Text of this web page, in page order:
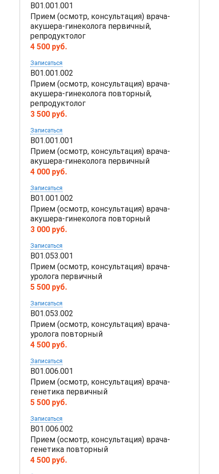
B01.001.001
Прием (осмотр, консультация) врача-
акушера-гинеколога первичный,
репродуктолог
4 500 руб.
Записаться
B01.001.002
Прием (осмотр, консультация) врача-
акушера-гинеколога повторный,
репродуктолог
3 500 руб.
Записаться
B01.001.001
Прием (осмотр, консультация) врача-
акушера-гинеколога первичный
4 000 руб.
Записаться
B01.001.002
Прием (осмотр, консультация) врача-
акушера-гинеколога повторный
3 000 руб.
Записаться
B01.053.001
Прием (осмотр, консультация) врача-
уролога первичный
5 500 руб.
Записаться
B01.053.002
Прием (осмотр, консультация) врача-
уролога повторный
4 500 руб.
Записаться
B01.006.001
Прием (осмотр, консультация) врача-
генетика первичный
5 500 руб.
Записаться
B01.006.002
Прием (осмотр, консультация) врача-
генетика повторный
4 500 руб.